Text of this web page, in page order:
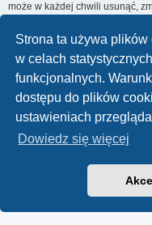
Strona ta używa
w celach
funkcjonalnych.
dostępu do plików
ustawieniach
Dowiedz się więcej
może w każdej chwili usunąć,
temat, post. Wyrażasz zgodę
ciebie informacji w naszej
nikomu bez twojej zgody, ale
odpowiedzialności za
kradzieży danych.
arkadia.rpg.pl Forum
Technologię dostarcza